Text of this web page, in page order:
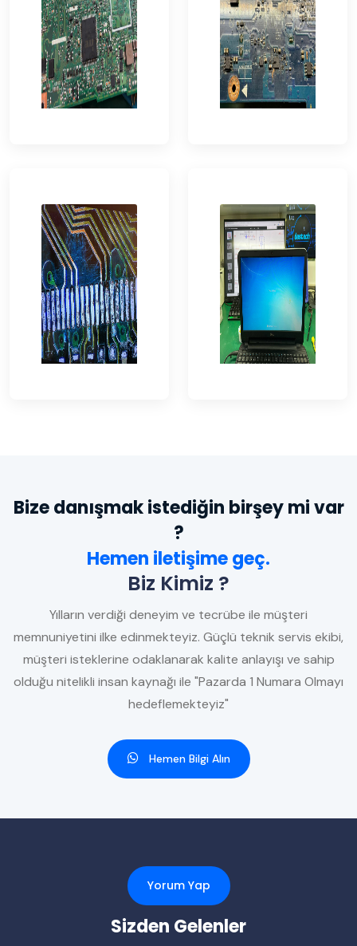
Bize danışmak istediğin birşey mi var
?
Hemen iletişime geç.
Biz Kimiz ?
Yılların verdiği deneyim ve tecrübe ile müşteri
memnuniyetini ilke edinmekteyiz. Güçlü teknik servis ekibi,
müşteri isteklerine odaklanarak kalite anlayışı ve sahip
olduğu nitelikli insan kaynağı ile "Pazarda 1 Numara Olmayı
hedeflemekteyiz"
Hemen Bilgi Alın
Yorum Yap
Sizden Gelenler